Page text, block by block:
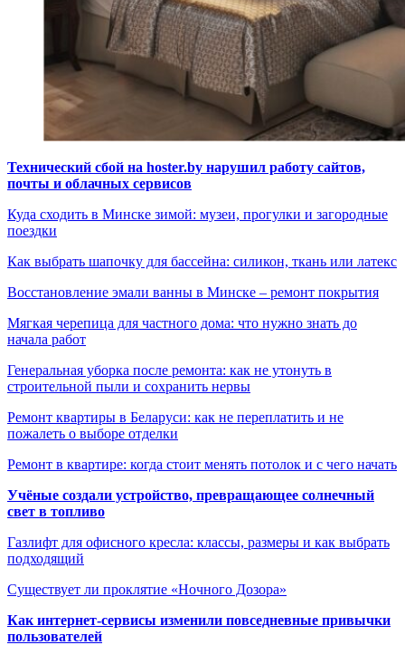
Технический сбой на hoster.by нарушил работу сайтов,
почты и облачных сервисов
Куда сходить в Минске зимой: музеи, прогулки и загородные
поездки
Как выбрать шапочку для бассейна: силикон, ткань или латекс
Восстановление эмали ванны в Минске – ремонт покрытия
Мягкая черепица для частного дома: что нужно знать до
начала работ
Генеральная уборка после ремонта: как не утонуть в
строительной пыли и сохранить нервы
Ремонт квартиры в Беларуси: как не переплатить и не
пожалеть о выборе отделки
Ремонт в квартире: когда стоит менять потолок и с чего начать
Учёные создали устройство, превращающее солнечный
свет в топливо
Газлифт для офисного кресла: классы, размеры и как выбрать
подходящий
Существует ли проклятие «Ночного Дозора»
Как интернет-сервисы изменили повседневные привычки
пользователей